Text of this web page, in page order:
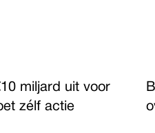
miljard uit voor
zélf actie